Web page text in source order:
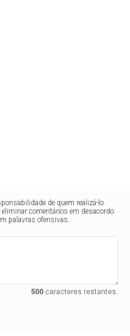
de quem realizá-lo.
comentários em desacordo
palavras ofensivas.
500caracteres restantes.